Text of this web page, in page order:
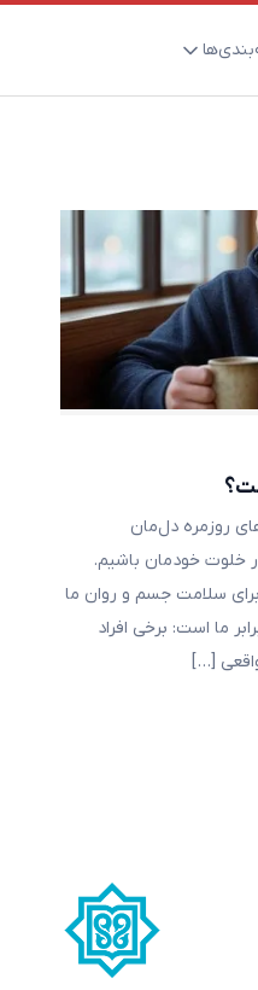
و طول عمر
مکمل‌ها
و سلامت
واکسن‌ها
بر شواهد
روزمره دل‌مان
خلوت خودمان باشیم.
سلامت جسم و روان ما
ما است: برخی افراد
[…]